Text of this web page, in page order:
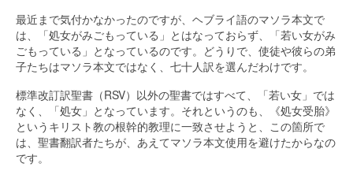
最近まで気付かなかったのですが、ヘブライ語のマソラ本文で
は、「処女がみごもっている」とはなっておらず、「若い女がみ
ごもっている」となっているのです。どうりで、使徒や彼らの弟
子たちはマソラ本文ではなく、七十人訳を選んだわけです。
標準改訂訳聖書（RSV）以外の聖書ではすべて、「若い女」では
なく、「処女」となっています。それというのも、《処女受胎》
というキリスト教の根幹的教理に一致させようと、この箇所で
は、聖書翻訳者たちが、あえてマソラ本文使用を避けたからなの
です。